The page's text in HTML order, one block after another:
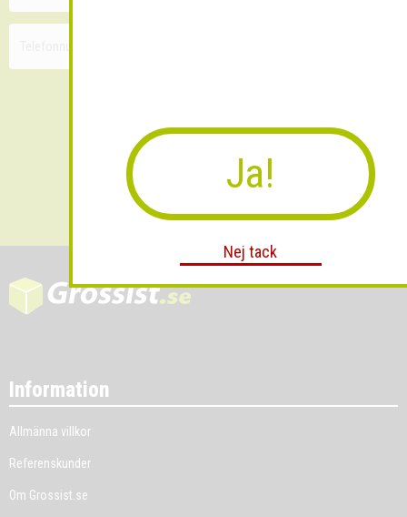
Skicka
Information
Allmänna villkor
Referenskunder
Om Grossist.se
Ja!
Nej tack